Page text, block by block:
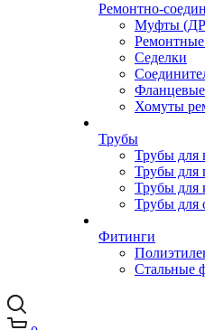
Ремонтно-
Муфты
Седелки
Хомуты
Трубы
Трубы для
Трубы для
Трубы для
Трубы для
Фитинги
Стальные